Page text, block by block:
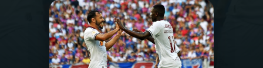
PROGRAMAS